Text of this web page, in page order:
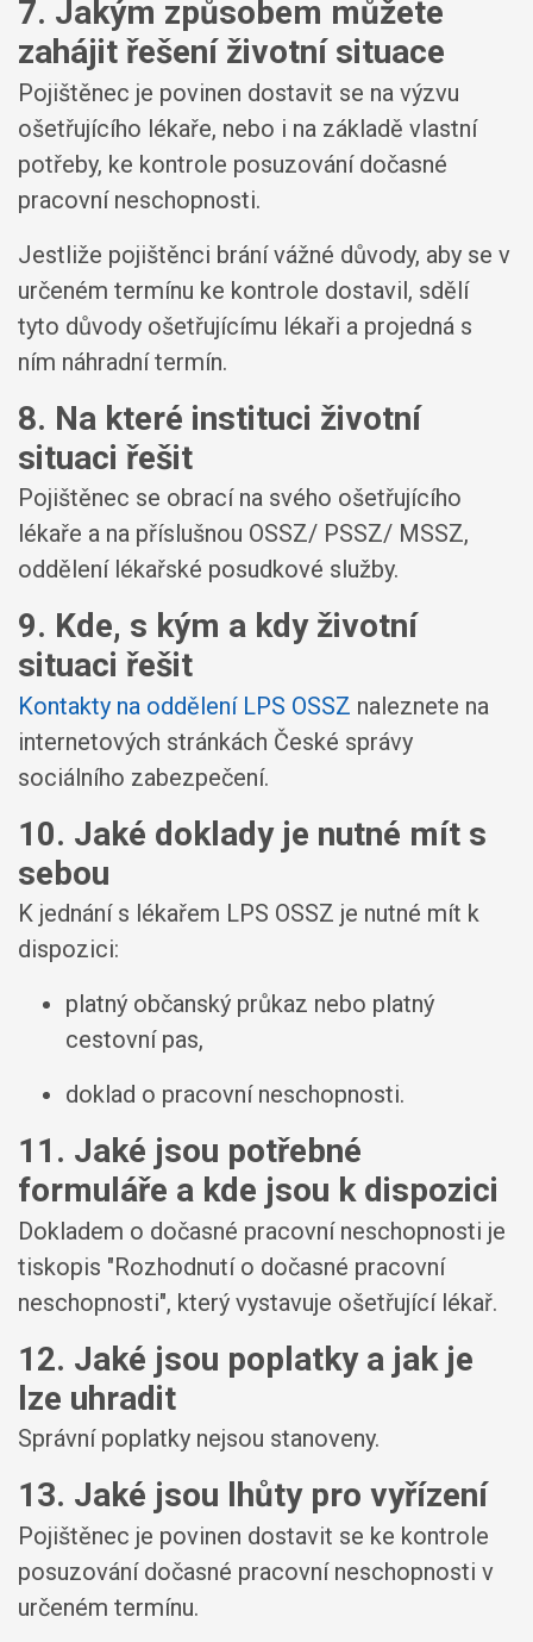
7. Jakým způsobem můžete
zahájit řešení životní situace
Pojištěnec je povinen dostavit se na výzvu
ošetřujícího lékaře, nebo i na základě vlastní
potřeby, ke kontrole posuzování dočasné
pracovní neschopnosti.
Jestliže pojištěnci brání vážné důvody, aby se v
určeném termínu ke kontrole dostavil, sdělí
tyto důvody ošetřujícímu lékaři a projedná s
ním náhradní termín.
8. Na které instituci životní
situaci řešit
Pojištěnec se obrací na svého ošetřujícího
lékaře a na příslušnou OSSZ/ PSSZ/ MSSZ,
oddělení lékařské posudkové služby.
9. Kde, s kým a kdy životní
situaci řešit
Kontakty na oddělení LPS OSSZ naleznete na
internetových stránkách České správy
sociálního zabezpečení.
10. Jaké doklady je nutné mít s
sebou
K jednání s lékařem LPS OSSZ je nutné mít k
dispozici:
platný občanský průkaz nebo platný
cestovní pas,
doklad o pracovní neschopnosti.
11. Jaké jsou potřebné
formuláře a kde jsou k dispozici
Dokladem o dočasné pracovní neschopnosti je
tiskopis "Rozhodnutí o dočasné pracovní
neschopnosti", který vystavuje ošetřující lékař.
12. Jaké jsou poplatky a jak je
lze uhradit
Správní poplatky nejsou stanoveny.
13. Jaké jsou lhůty pro vyřízení
Pojištěnec je povinen dostavit se ke kontrole
posuzování dočasné pracovní neschopnosti v
určeném termínu.